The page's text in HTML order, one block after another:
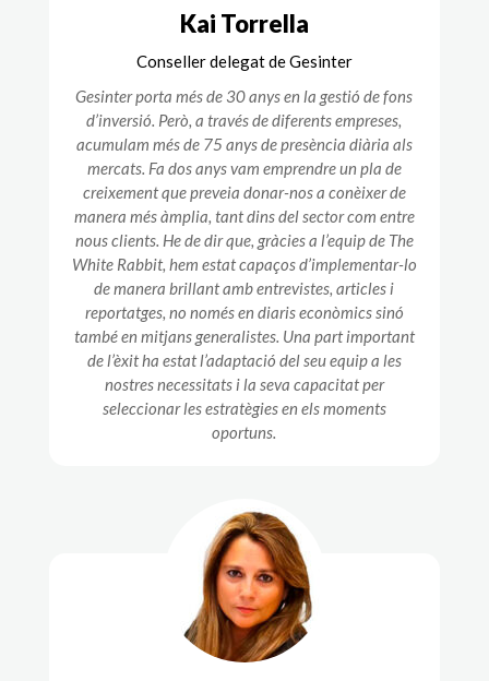
Kai Torrella
Conseller delegat de Gesinter
Gesinter porta més de 30 anys en la gestió de fons
d’inversió. Però, a través de diferents empreses,
acumulam més de 75 anys de presència diària als
mercats. Fa dos anys vam emprendre un pla de
creixement que preveia donar-nos a conèixer de
manera més àmplia, tant dins del sector com entre
nous clients. He de dir que, gràcies a l’equip de The
White Rabbit, hem estat capaços d’implementar-lo
de manera brillant amb entrevistes, articles i
reportatges, no només en diaris econòmics sinó
també en mitjans generalistes. Una part important
de l’èxit ha estat l’adaptació del seu equip a les
nostres necessitats i la seva capacitat per
seleccionar les estratègies en els moments
oportuns.